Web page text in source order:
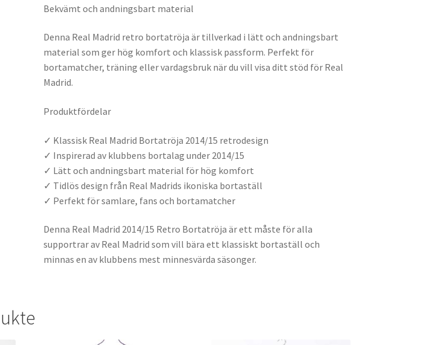
Bekvämt och andningsbart material
Denna Real Madrid retro bortatröja är tillverkad i lätt och andningsbart
material som ger hög komfort och klassisk passform. Perfekt för
bortamatcher, träning eller vardagsbruk när du vill visa ditt stöd för Real
Madrid.
Produktfördelar
✓ Klassisk Real Madrid Bortatröja 2014/15 retrodesign
✓ Inspirerad av klubbens bortalag under 2014/15
✓ Lätt och andningsbart material för hög komfort
✓ Tidlös design från Real Madrids ikoniska bortaställ
✓ Perfekt för samlare, fans och bortamatcher
Denna Real Madrid 2014/15 Retro Bortatröja är ett måste för alla
supportrar av Real Madrid som vill bära ett klassiskt bortaställ och
minnas en av klubbens mest minnesvärda säsonger.